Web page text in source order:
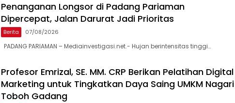
Penanganan Longsor di Padang Pariaman
Dipercepat, Jalan Darurat Jadi Prioritas
Berita 07/08/2026
PADANG PARIAMAN – Mediainvestigasi.net.- Hujan berintensitas tinggi…
Profesor Emrizal, SE. MM. CRP Berikan Pelatihan Digital
Marketing untuk Tingkatkan Daya Saing UMKM Nagari
Toboh Gadang